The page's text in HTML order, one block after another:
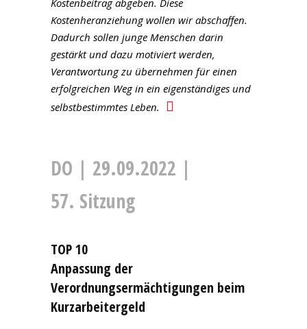
Kostenbeitrag abgeben. Diese
Kostenheranziehung wollen wir abschaffen.
Dadurch sollen junge Menschen darin
gestärkt und dazu motiviert werden,
Verantwortung zu übernehmen für einen
erfolgreichen Weg in ein eigenständiges und
selbstbestimmtes Leben.
DO | 29.09.2022 |
57. Sitzung
TOP 10
Anpassung der
Verordnungsermächtigungen beim
Kurzarbeitergeld